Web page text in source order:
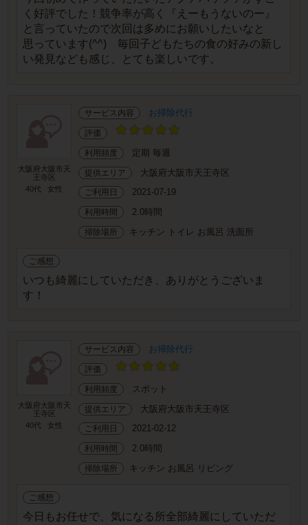
く好評でした！競争率が高く『えーもうないのー』
と言っていたので次回は多めにお願いしたいなと
思っています(^^) 毎回子どもたちの食の好みの新し
い発見なども感じ、とても楽しいです。
大阪府大阪市天
王寺区
40代
女性
サービス内容 お掃除代行
評価
利用頻度 定期 毎週
提供エリア 大阪府大阪市天王寺区
ご利用日 2021-07-19
利用時間 2.0時間
掃除場所 キッチン トイレ お風呂 洗面所
ご感想
いつも綺麗にしていただき、ありがとうございま
す！
大阪府大阪市天
王寺区
40代
女性
サービス内容 お掃除代行
評価
利用頻度 スポット
提供エリア 大阪府大阪市天王寺区
ご利用日 2021-02-12
利用時間 2.0時間
掃除場所 キッチン お風呂 リビング
ご感想
今日もお任せで、気になる所全部綺麗にしていただ